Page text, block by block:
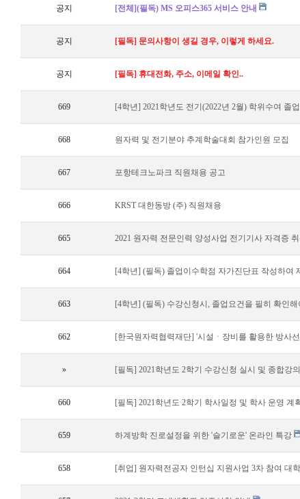
공지 [전체](필독) MS 오피스365 서비스 안내
공지 [필독] 문의사항이 생길 경우, 이렇게 하세요.
공지 [필독] 휴대전화, 주소, 이메일 확인..
669 [4학년] 2021학년도 전기(2022년 2월) 학위수여 졸
668 원자력 및 전기분야 추계학술대회 참가인원 모집
667 포항테크노파크 직원채용 공고
666 KRST 대한동방 (주) 직원채용
665 2021 원자력 전문인력 양성사업 전기기사 자격증
664 [4학년] (필독) 졸업이수학점 자가진단표 작성하여
663 [4학년] (필독) 수강신청시, 졸업요건을 필히 확인해
662 [한국원자력협력재단] '시설ㆍ장비를 활용한 방사
» [필독] 2021학년도 2학기 수강신청 실시 및 종합강
660 [필독] 2021학년도 2학기 학사일정 및 학사 운영 계
659 하계방학 진로설정을 위한 '슬기로운' 온라인 특강
658 [취업] 원자력전공자 인턴십 지원사업 3차 참여 대